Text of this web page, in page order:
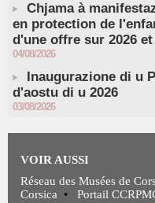
Chjama à
en protection de
d'une offre sur 2026 et
04/08/2026
Inaugurazione di u
d'aostu di u 2026
03/08/2026
VOIR AUSSI
Réseau des Musées de
Corsica • Portail